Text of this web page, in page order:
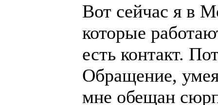
Вот сейчас я в
которые
есть контакт.
Обращение,
мне обещан